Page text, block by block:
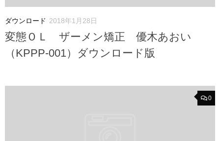
ダウンロード 2018年1月28日
変態ＯＬ ザーメン矯正 優木あおい
（KPPP-001）ダウンロード版
0